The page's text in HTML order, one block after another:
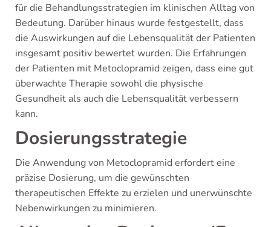
für die Behandlungsstrategien im klinischen Alltag von
Bedeutung. Darüber hinaus wurde festgestellt, dass
die Auswirkungen auf die Lebensqualität der Patienten
insgesamt positiv bewertet wurden. Die Erfahrungen
der Patienten mit Metoclopramid zeigen, dass eine gut
überwachte Therapie sowohl die physische
Gesundheit als auch die Lebensqualität verbessern
kann.
Dosierungsstrategie
Die Anwendung von Metoclopramid erfordert eine
präzise Dosierung, um die gewünschten
therapeutischen Effekte zu erzielen und unerwünschte
Nebenwirkungen zu minimieren.